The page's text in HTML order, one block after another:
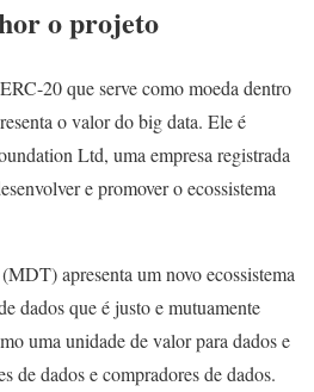
o projeto
20 que serve como moeda dentro
o valor do big data. Ele é
Ltd, uma empresa registrada
e promover o ecossistema
apresenta um novo ecossistema
dados que é justo e mutuamente
uma unidade de valor para dados e
de dados e compradores de dados.